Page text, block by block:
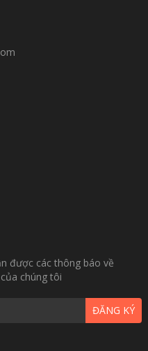
được các thông báo về
chúng tôi
ĐĂNG KÝ